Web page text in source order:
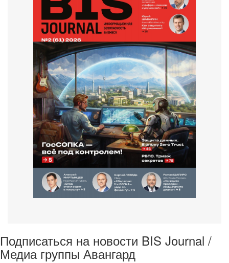
Подписаться на новости BIS Journal /
Медиа группы Авангард